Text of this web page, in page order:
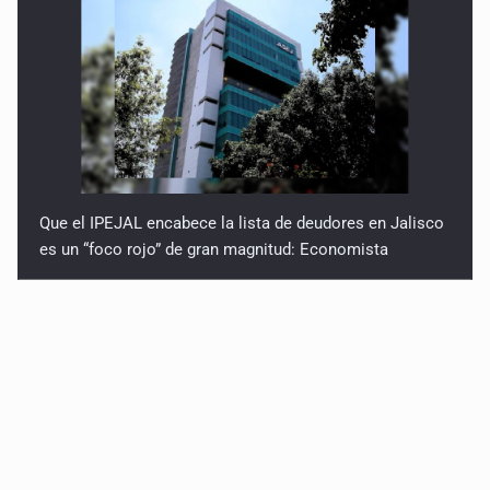
Que el IPEJAL encabece la lista de deudores en Jalisco
es un “foco rojo” de gran magnitud: Economista